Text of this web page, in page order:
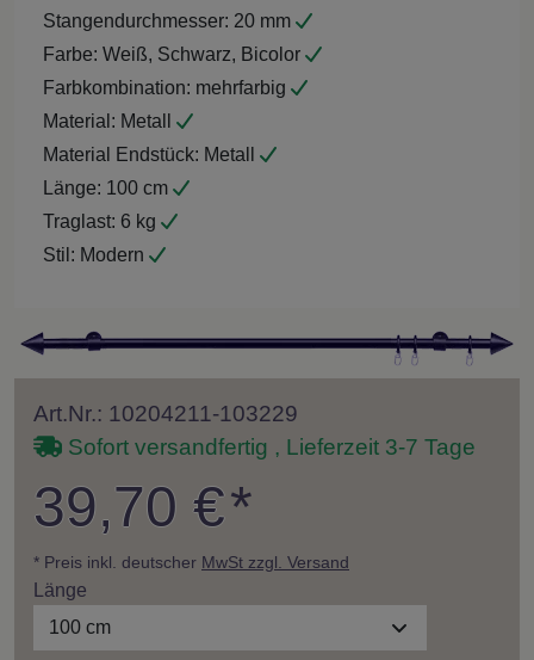
Stangendurchmesser: 20 mm
Farbe: Weiß, Schwarz, Bicolor
Farbkombination: mehrfarbig
Material: Metall
Material Endstück: Metall
Länge: 100 cm
Traglast: 6 kg
Stil: Modern
Art.Nr.: 10204211-103229
Sofort versandfertig , Lieferzeit 3-7 Tage
39,70 €*
* Preis inkl. deutscher MwSt zzgl. Versand
Länge
100 cm